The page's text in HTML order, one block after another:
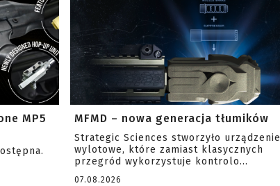
MP5
MFMD – nowa generacja tłumików
Strategic Sciences stworzyło urządzenie
wylotowe, które zamiast klasycznych
przegród wykorzystuje kontrolo...
07.08.2026